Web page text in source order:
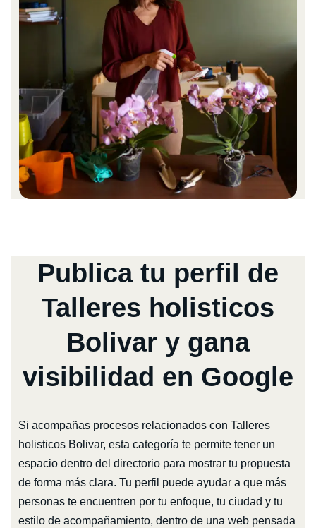
Publica tu perfil de
Talleres holisticos
Bolivar y gana
visibilidad en Google
Si acompañas procesos relacionados con Talleres
holisticos Bolivar, esta categoría te permite tener un
espacio dentro del directorio para mostrar tu propuesta
de forma más clara. Tu perfil puede ayudar a que más
personas te encuentren por tu enfoque, tu ciudad y tu
estilo de acompañamiento, dentro de una web pensada